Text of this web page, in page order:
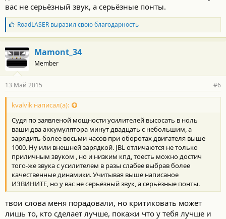
вас не серьёзный звук, а серьёзные понты.
Б
л
а
г
о
д
а
н
о
с
и
:
RoadLASERвыразил свою благодарность
Mamont_34
Member
13 Май 2015 #6
kvalvik написал(а):
Судя по заявленой мощности усилителей высосать в ноль
ваши два аккумулятора минут двадцать с небольшим, а
зарядить более восьми часов при оборотах двигателя выше
1000. Ну или внешней зарядкой. JBL отличаются не только
приличным звуком , но и низким кпд, тоесть можно достич
того-же звука с усилителем в разы слабее выбрав более
качественные динамики. Учитывая выше написаное
ИЗВИНИТЕ, но у вас не серьёзный звук, а серьёзные понты.
твои слова меня порадовали, но критиковать может
лишь то, кто сделает лучше, покажи что у тебя лучше и